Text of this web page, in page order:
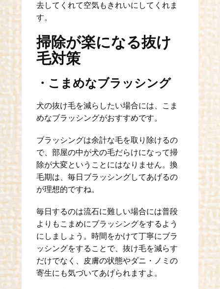
去してくれて空気もきれいにしてくれま
す。
掃除が楽になる抜け
毛対策
・こまめなブラッシング
犬の抜け毛を減らしたい場合には、こま
めなブラッシングがおすすめです。
ブラッシングは余計な毛を取り除けるの
で、部屋の中が犬の毛だらけになって掃
除が大変ということにはなりません。換
毛期は、毎日ブラッシングしてあげるの
が理想的ですね。
毎日するのは流石に難しい場合には普段
よりもこまめにブラッシングをするよう
にしましょう。時間をかけて丁寧にブラ
ッシングをすることで、抜け毛を減らす
だけでなく、皮膚の状態やダニ・ノミの
寄生にも気づいてあげられますよ。